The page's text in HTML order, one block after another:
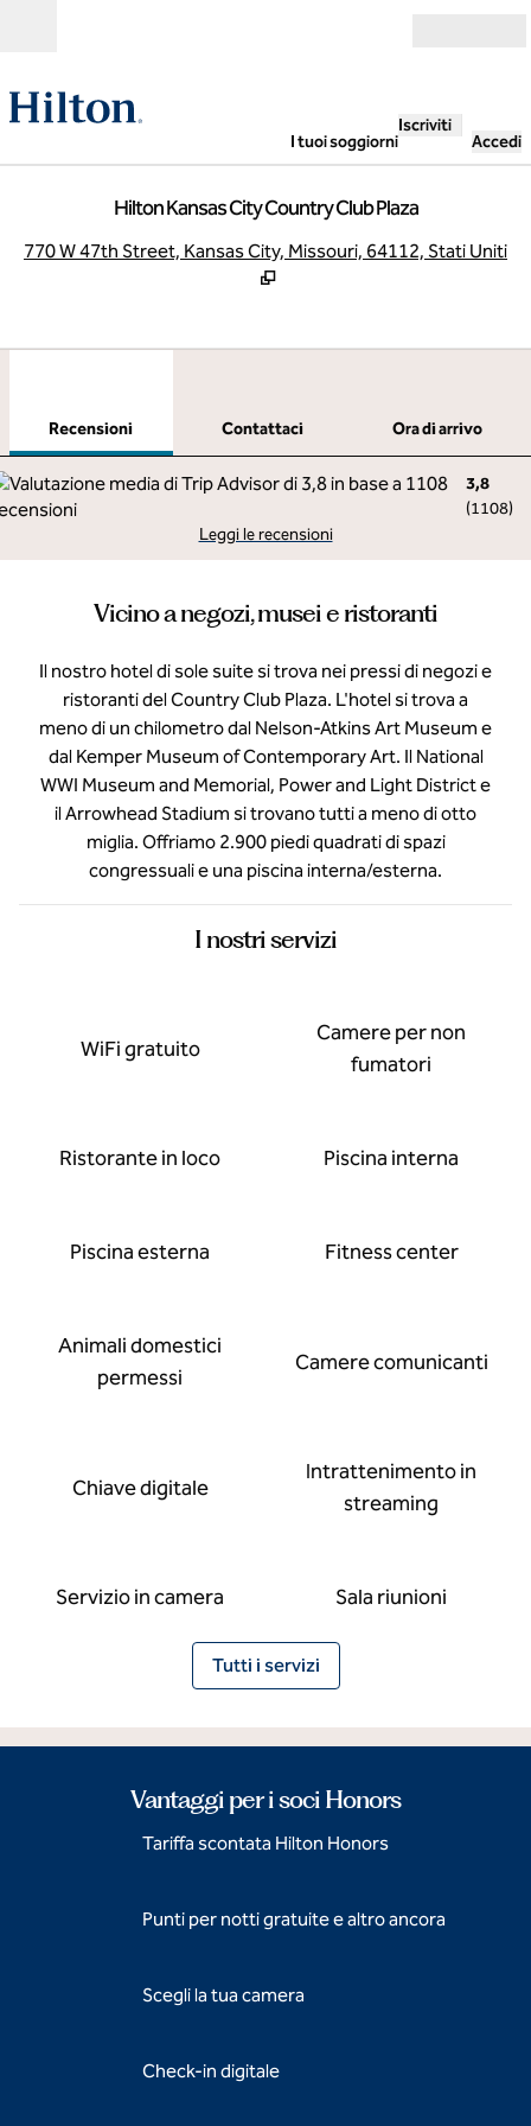
I tuoi soggiorni
Iscriviti
Accedi
Hilton Kansas City Country Club Plaza
770 W 47th Street, Kansas City, Missouri, 64112, Stati Uniti
Recensioni Contattaci
Ora di arrivo
3,8
(1108)
Leggi le recensioni
Vicino a negozi, musei e ristoranti
Il nostro hotel di sole suite si trova nei pressi di negozi e
ristoranti del Country Club Plaza. L'hotel si trova a
meno di un chilometro dal Nelson-Atkins Art Museum e
dal Kemper Museum of Contemporary Art. Il National
WWI Museum and Memorial, Power and Light District e
il Arrowhead Stadium si trovano tutti a meno di otto
miglia. Offriamo 2.900 piedi quadrati di spazi
congressuali e una piscina interna/esterna.
I nostri servizi
WiFi gratuito
Camere per non
fumatori
Ristorante in loco Piscina interna
Piscina esterna Fitness center
Animali domestici
permessi
Camere comunicanti
Chiave digitale
Intrattenimento in
streaming
Servizio in camera Sala riunioni
Tutti i servizi
Vantaggi per i soci Honors
Tariffa scontata Hilton Honors
Punti per notti gratuite e altro ancora
Scegli la tua camera
Check-in digitale